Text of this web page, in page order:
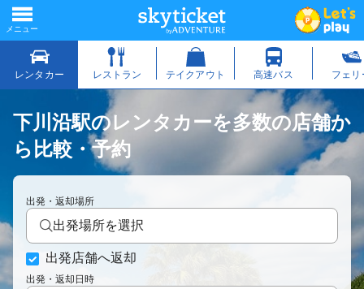
下川沿駅のレンタカーを多数の店舗か
ら比較・予約
出発・返却場所
出発場所を選択
出発店舗へ返却
出発・返却日時